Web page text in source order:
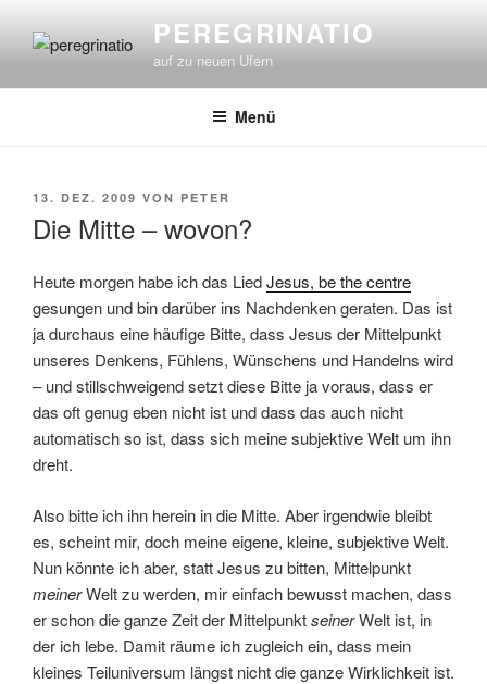
Inhalt
PEREGRINATIO
auf zu neuen Ufern
Menü
VERÖFFENTLICHT
13. DEZ. 2009 VON PETER
Die Mitte – wovon?
Heute morgen habe ich das LiedJesus, be the centre
gesungen und bin darüber ins Nachdenken geraten. Das ist
ja durchaus eine häufige Bitte, dass Jesus der Mittelpunkt
unseres Denkens, Fühlens, Wünschens und Handelns wird
– und stillschweigend setzt diese Bitte ja voraus, dass er
das oft genug eben nicht ist und dass das auch nicht
automatisch so ist, dass sich meine subjektive Welt um ihn
dreht.
Also bitte ich ihn herein in die Mitte. Aber irgendwie bleibt
es, scheint mir, doch meine eigene, kleine, subjektive Welt.
Nun könnte ich aber, statt Jesus zu bitten, Mittelpunkt
meinerWelt zu werden, mir einfach bewusst machen, dass
er schon die ganze Zeit der MittelpunktseinerWelt ist, in
der ich lebe. Damit räume ich zugleich ein, dass mein
kleines Teiluniversum längst nicht die ganze Wirklichkeit ist.